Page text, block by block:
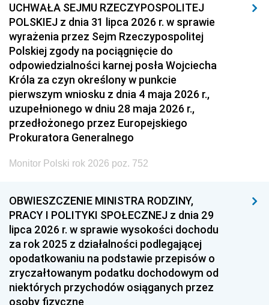
UCHWAŁA SEJMU RZECZYPOSPOLITEJ
POLSKIEJ z dnia 31 lipca 2026 r. w sprawie
wyrażenia przez Sejm Rzeczypospolitej
Polskiej zgody na pociągnięcie do
odpowiedzialności karnej posła Wojciecha
Króla za czyn określony w punkcie
pierwszym wniosku z dnia 4 maja 2026 r.,
uzupełnionego w dniu 28 maja 2026 r.,
przedłożonego przez Europejskiego
Prokuratora Generalnego
Monitor Polski rok 2026 poz. 752
OBWIESZCZENIE MINISTRA RODZINY,
PRACY I POLITYKI SPOŁECZNEJ z dnia 29
lipca 2026 r. w sprawie wysokości dochodu
za rok 2025 z działalności podlegającej
opodatkowaniu na podstawie przepisów o
zryczałtowanym podatku dochodowym od
niektórych przychodów osiąganych przez
osoby fizyczne